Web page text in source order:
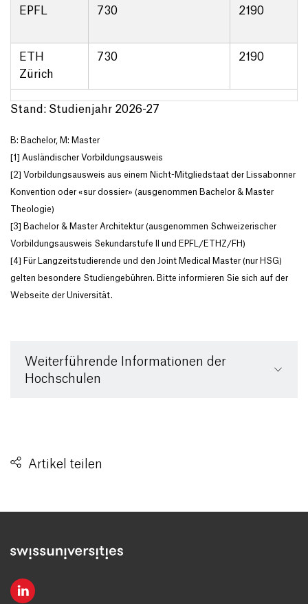
EPFL 730 2190
ETH
Zürich
730 2190
Stand: Studienjahr 2026-27
B: Bachelor, M: Master
[1] Ausländischer Vorbildungsausweis
[2] Vorbildungsausweis aus einem Nicht-Mitgliedstaat der Lissabonner
Konvention oder «sur dossier» (ausgenommen Bachelor & Master
Theologie)
[3] Bachelor & Master Architektur (ausgenommen Schweizerischer
Vorbildungsausweis Sekundarstufe II und EPFL/ETHZ/FH)
[4] Für Langzeitstudierende und den Joint Medical Master (nur HSG)
gelten besondere Studiengebühren. Bitte informieren Sie sich auf der
Webseite der Universität.
Weiterführende Informationen der
Hochschulen
Artikel teilen